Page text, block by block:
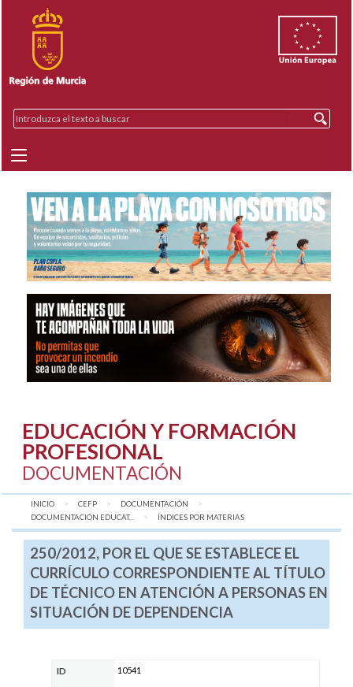
EDUCACIÓN Y FORMACIÓN
PROFESIONAL
DOCUMENTACIÓN
INICIO CEFP
DOCUMENTACIÓN
DOCUMENTACIÓN EDUCAT...
AQUÍ:
ÍNDICES POR MATERIAS
250/2012, POR EL QUE SE ESTABLECE EL
CURRÍCULO CORRESPONDIENTE AL TÍTULO
DE TÉCNICO EN ATENCIÓN A PERSONAS EN
SITUACIÓN DE DEPENDENCIA
ID 10541